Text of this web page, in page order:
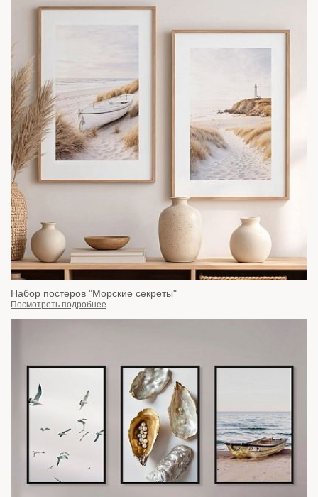
Набор постеров "Морские секреты"
Посмотреть подробнее